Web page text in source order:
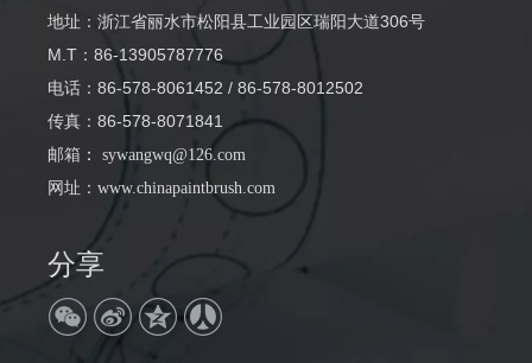
地址：浙江省丽水市松阳县工业园区瑞阳大道306号
M.T：86-13905787776
电话：86-578-8061452 / 86-578-8012502
传真：86-578-8071841
邮箱 ： sywangwq@126.com
网址： www.chinapaintbrush.com
分享